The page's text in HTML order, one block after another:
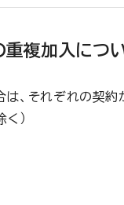
重複加入につ
、それぞれの契
）